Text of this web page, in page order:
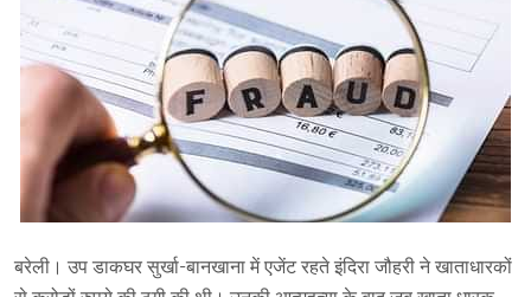
बरेली। उप डाकघर सुर्खा-बानखाना में एजेंट रहते इंदिरा जौहरी ने खाताधारकों